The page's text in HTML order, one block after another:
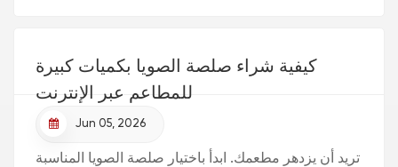
كيفية شراء صلصة الصويا بكميات كبيرة
للمطاعم عبر الإنترنت
Jun 05, 2026
تريد أن يزدهر مطعمك. ابدأ باختيار صلصة الصويا المناسبة